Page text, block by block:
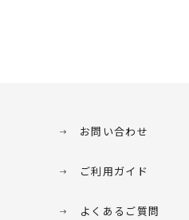
お問い合わせ
ご利用ガイド
よくあるご質問